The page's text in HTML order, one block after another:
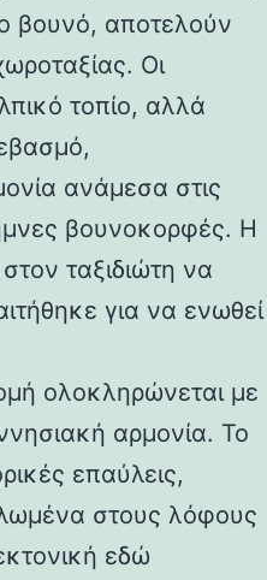
βουνό, αποτελούν
Οι
τοπίο, αλλά
ανάμεσα στις
βουνοκορφές. Η
ταξιδιώτη να
για να ενωθεί
ολοκληρώνεται με
αρμονία. Το
επαύλεις,
στους λόφους
εδώ